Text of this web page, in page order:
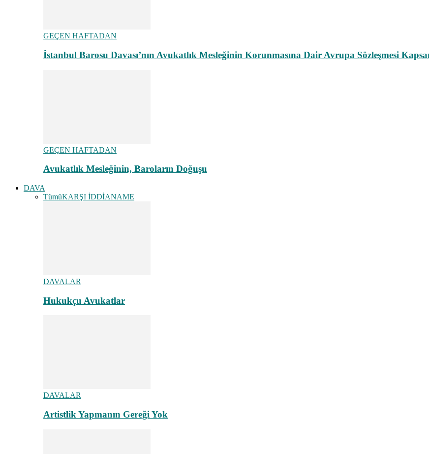
GEÇEN HAFTADAN
İstanbul Barosu Davası’nın Avukatlık Mesleğinin Korunmasına Dair Avrupa Sözleşmesi
GEÇEN HAFTADAN
Avukatlık Mesleğinin, Baroların Doğuşu
DAVA
TümüKARŞI İDDİANAME
DAVALAR
Hukukçu Avukatlar
DAVALAR
Artistlik Yapmanın Gereği Yok